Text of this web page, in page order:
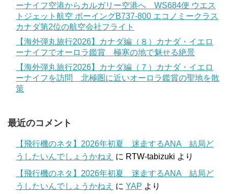
ーナイフ空港からカルガリー空港へ WS684便 ウエス
トジェット航空 ボーイングB737-800 エコノミークラス
カナダ第2位の航空会社フライト
【海外弾丸旅行2026】カナダ編（８）カナダ・イエロ
ーナイフでオーロラ鑑賞 極寒の地で魅せる絶景
【海外弾丸旅行2026】カナダ編（７）カナダ・イエロ
ーナイフを訪問 北極圏に近いオーロラ鑑賞の聖地を散
策
最近のコメント
【飛行機のネタ】2026年初夏 迷走するANA 結局ど
うしたいんでしょうかねえ に RTW-tabizuki より
【飛行機のネタ】2026年初夏 迷走するANA 結局ど
うしたいんでしょうかねえ に YAP より